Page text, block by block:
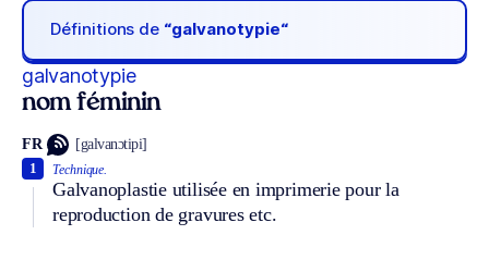
Définitions de “galvanotypie“
galvanotypie
nom féminin
FR [galvanɔtipi]
Technique.
Galvanoplastie utilisée en imprimerie pour la
reproduction de gravures etc.
1